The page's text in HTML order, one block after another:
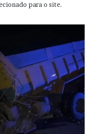
para o site.